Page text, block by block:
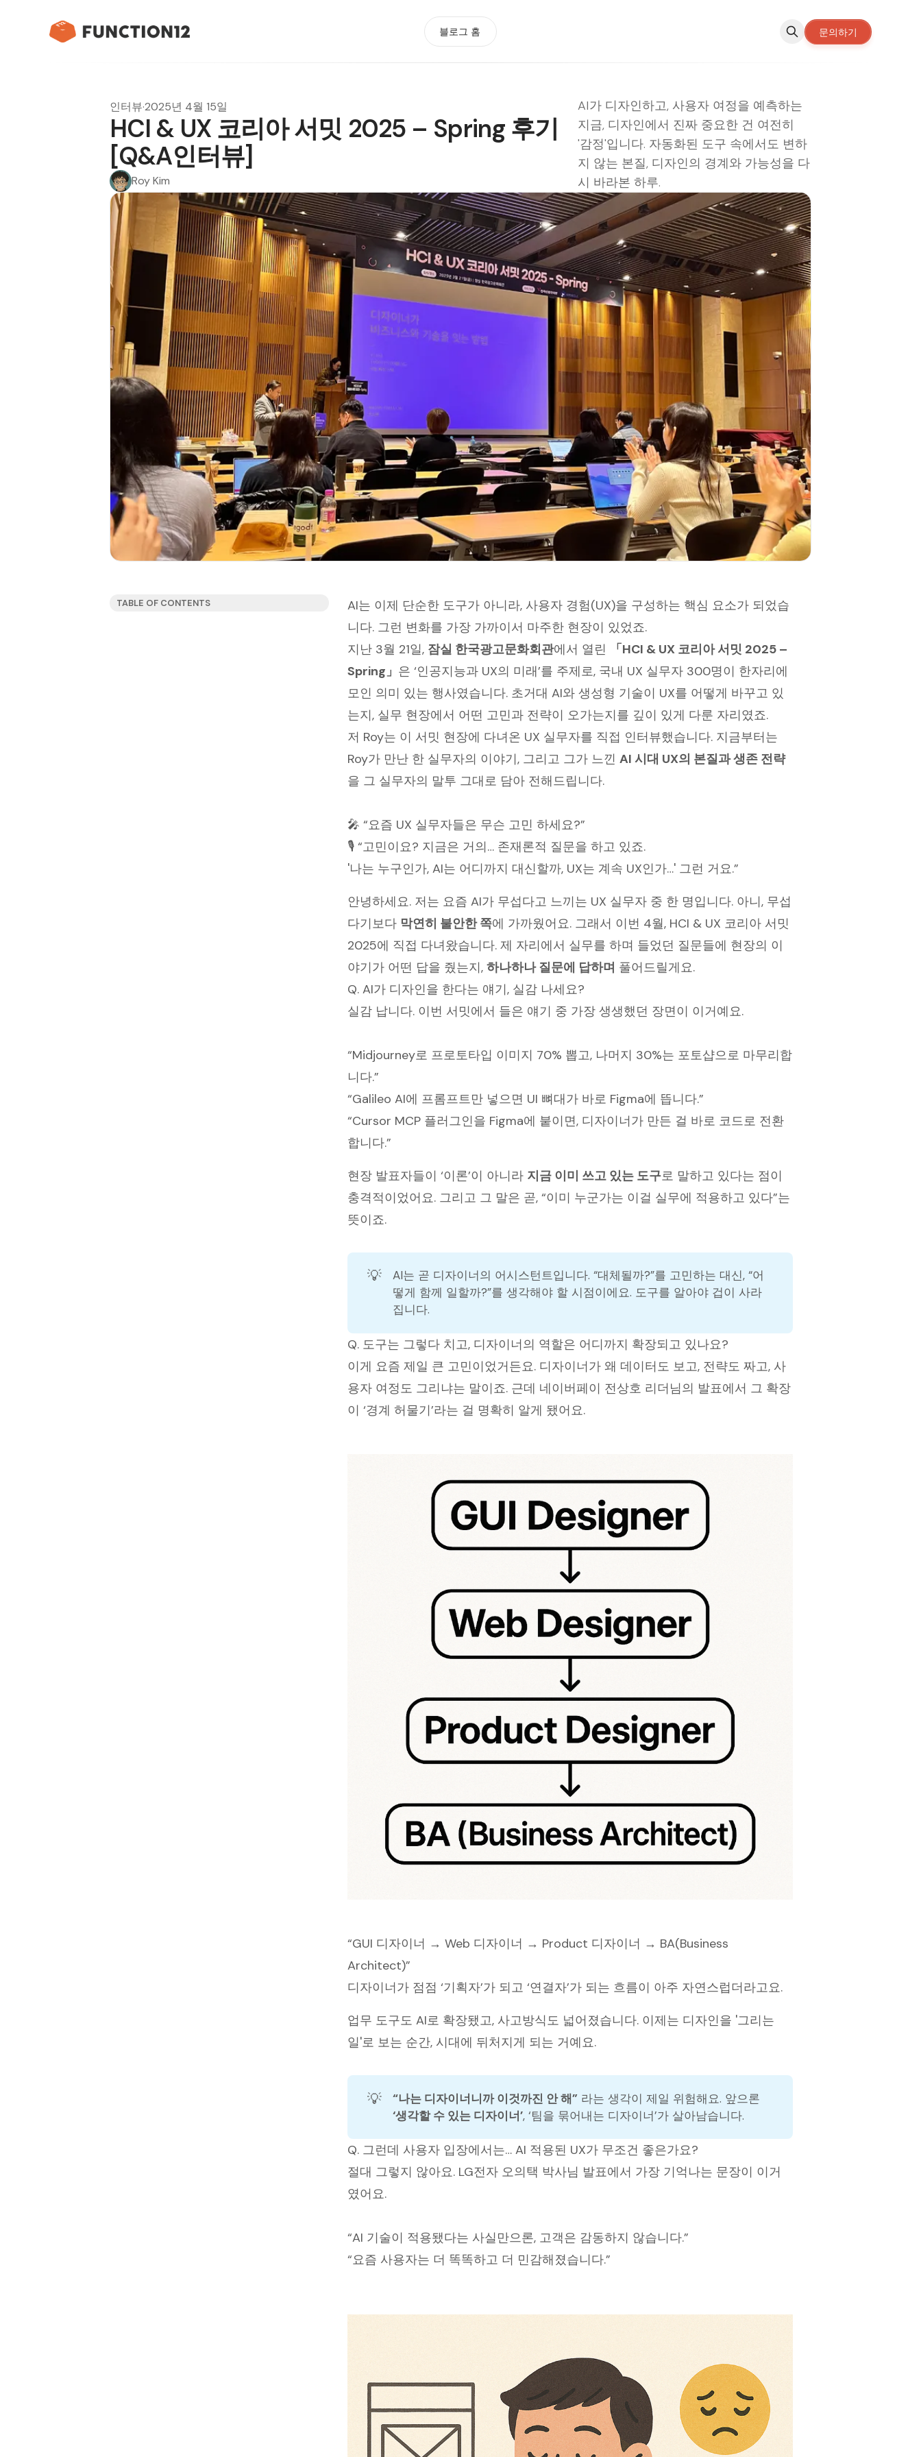
블로그 홈 문의하기
인터뷰·2025년 4월 15일
HCI & UX 코리아 서밋 2025 – Spring 후기
[Q&A인터뷰]
Roy Kim
AI가 디자인하고, 사용자 여정을 예측하는
지금, 디자인에서 진짜 중요한 건 여전히
'감정'입니다. 자동화된 도구 속에서도 변하
지 않는 본질, 디자인의 경계와 가능성을 다
시 바라본 하루.
TABLE OF CONTENTS
AI는 이제 단순한 도구가 아니라, 사용자 경험(UX)을 구성하는 핵심 요소가 되었습
니다. 그런 변화를 가장 가까이서 마주한 현장이 있었죠.
지난 3월 21일, 잠실 한국광고문화회관에서 열린
「HCI & UX 코리아 서밋 2025 –
Spring」 은 ‘인공지능과 UX의 미래’를 주제로, 국내 UX 실무자 300명이 한자리에
모인 의미 있는 행사였습니다. 초거대 AI와 생성형 기술이 UX를 어떻게 바꾸고 있
는지, 실무 현장에서 어떤 고민과 전략이 오가는지를 깊이 있게 다룬 자리였죠.
저 Roy는 이 서밋 현장에 다녀온 UX 실무자를 직접 인터뷰했습니다. 지금부터는
Roy가 만난 한 실무자의 이야기, 그리고 그가 느낀 AI 시대 UX의 본질과 생존 전략
을 그 실무자의 말투 그대로 담아 전해드립니다.
🎤 “요즘 UX 실무자들은 무슨 고민 하세요?”
🎙️ “고민이요? 지금은 거의… 존재론적 질문을 하고 있죠.
'나는 누구인가, AI는 어디까지 대신할까, UX는 계속 UX인가…' 그런 거요.”
안녕하세요. 저는 요즘 AI가 무섭다고 느끼는 UX 실무자 중 한 명입니다. 아니, 무섭
다기보다 막연히 불안한 쪽에 가까웠어요. 그래서 이번 4월, HCI & UX 코리아 서밋
2025에 직접 다녀왔습니다. 제 자리에서 실무를 하며 들었던 질문들에 현장의 이
야기가 어떤 답을 줬는지, 하나하나 질문에 답하며 풀어드릴게요.
Q. AI가 디자인을 한다는 얘기, 실감 나세요?
실감 납니다. 이번 서밋에서 들은 얘기 중 가장 생생했던 장면이 이거예요.
“Midjourney로 프로토타입 이미지 70% 뽑고, 나머지 30%는 포토샵으로 마무리합
니다.”
“Galileo AI에 프롬프트만 넣으면 UI 뼈대가 바로 Figma에 뜹니다.”
“Cursor MCP 플러그인을 Figma에 붙이면, 디자이너가 만든 걸 바로 코드로 전환
합니다.”
현장 발표자들이 ‘이론’이 아니라 지금 이미 쓰고 있는 도구로 말하고 있다는 점이
충격적이었어요. 그리고 그 말은 곧, “이미 누군가는 이걸 실무에 적용하고 있다”는
뜻이죠.
💡
AI는 곧 디자이너의 어시스턴트입니다. “대체될까?”를 고민하는 대신, “어
떻게 함께 일할까?”를 생각해야 할 시점이에요. 도구를 알아야 겁이 사라
집니다.
Q. 도구는 그렇다 치고, 디자이너의 역할은 어디까지 확장되고 있나요?
이게 요즘 제일 큰 고민이었거든요. 디자이너가 왜 데이터도 보고, 전략도 짜고, 사
용자 여정도 그리냐는 말이죠. 근데 네이버페이 전상호 리더님의 발표에서 그 확장
이 ‘경계 허물기’라는 걸 명확히 알게 됐어요.
“GUI 디자이너 → Web 디자이너 → Product 디자이너 → BA(Business
Architect)”
디자이너가 점점 ‘기획자’가 되고 ‘연결자’가 되는 흐름이 아주 자연스럽더라고요.
업무 도구도 AI로 확장됐고, 사고방식도 넓어졌습니다. 이제는 디자인을 '그리는
일'로 보는 순간, 시대에 뒤처지게 되는 거예요.
💡 “나는 디자이너니까 이것까진 안 해” 라는 생각이 제일 위험해요. 앞으론
‘생각할 수 있는 디자이너’, ‘팀을 묶어내는 디자이너’가 살아남습니다.
Q. 그런데 사용자 입장에서는… AI 적용된 UX가 무조건 좋은가요?
절대 그렇지 않아요. LG전자 오의택 박사님 발표에서 가장 기억나는 문장이 이거
였어요.
“AI 기술이 적용됐다는 사실만으론, 고객은 감동하지 않습니다.”
“요즘 사용자는 더 똑똑하고 더 민감해졌습니다.”